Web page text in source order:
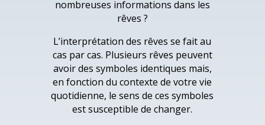
nombreuses informations dans les
rêves ?
L’interprétation des rêves se fait au
cas par cas. Plusieurs rêves peuvent
avoir des symboles identiques mais,
en fonction du contexte de votre vie
quotidienne, le sens de ces symboles
est susceptible de changer.